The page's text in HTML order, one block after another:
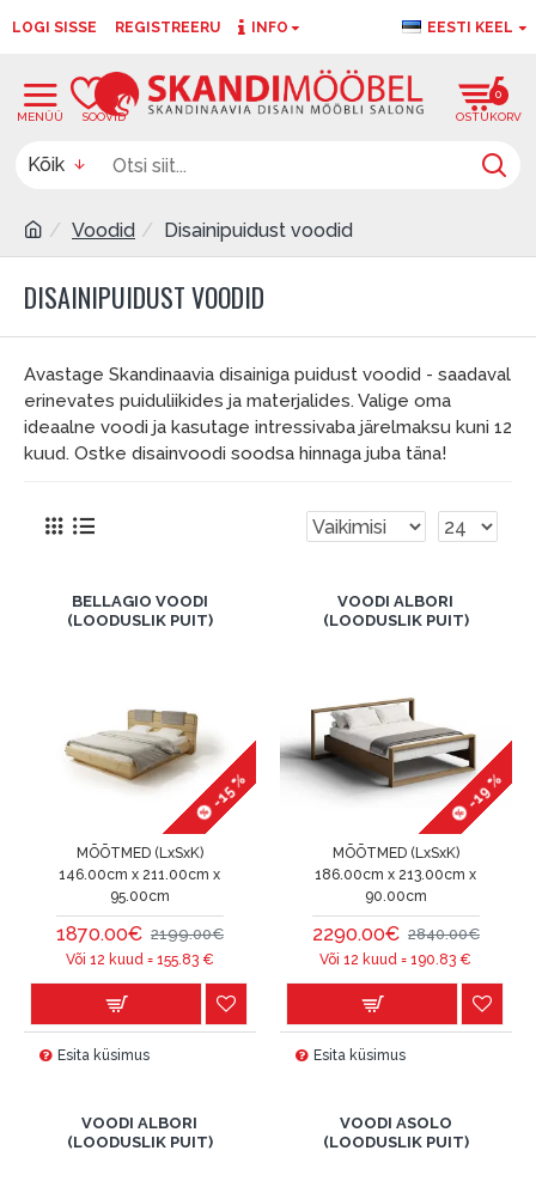
LOGI SISSE REGISTREERU INFO EESTI KEEL
0
Kõik
Voodid Disainipuidust voodid
DISAINIPUIDUST VOODID
Avastage Skandinaavia disainiga puidust voodid - saadaval
erinevates puiduliikides ja materjalides. Valige oma
ideaalne voodi ja kasutage intressivaba järelmaksu kuni 12
kuud. Ostke disainvoodi soodsa hinnaga juba täna!
BELLAGIO VOODI
(LOODUSLIK PUIT)
-15 %
MÕÕTMED (LxSxK)
146.00cm x 211.00cm x
95.00cm
1870.00€ 2199.00€
Või 12 kuud = 155.83€
Esita küsimus
VOODI ALBORI
(LOODUSLIK PUIT)
-19 %
MÕÕTMED (LxSxK)
186.00cm x 213.00cm x
90.00cm
2290.00€ 2840.00€
Või 12 kuud =190.83 €
Esita küsimus
VOODI ALBORI
(LOODUSLIK PUIT)
VOODI ASOLO
(LOODUSLIK PUIT)